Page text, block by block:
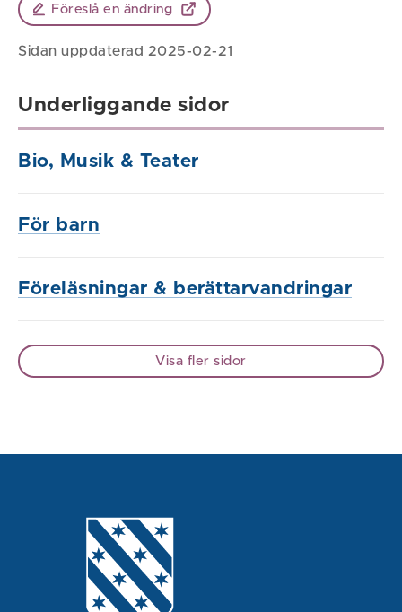
Föreslå en ändring
Sidan uppdaterad 2025-02-21
Underliggande sidor
Bio, Musik & Teater
För barn
Föreläsningar & berättarvandringar
Visa fler sidor